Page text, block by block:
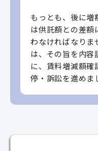
もっとも、後に増
は供託額との差額
わなければなりま
は、その旨を内容
に、賃料増減額確
停・訴訟を進めま